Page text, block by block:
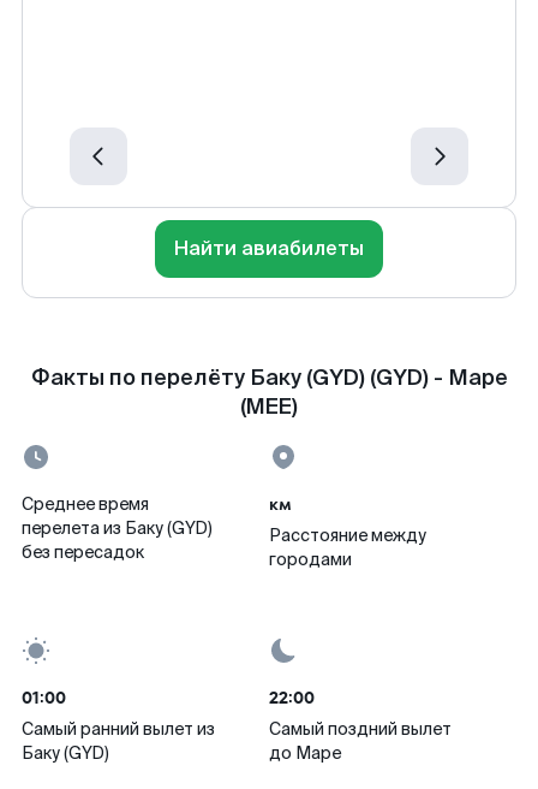
Найти авиабилеты
Факты по перелёту Баку (GYD) (GYD) - Маре
(MEE)
Среднее время
перелета из Баку (GYD)
без пересадок
км
Расстояние между
городами
01:00
Самый ранний вылет из
Баку (GYD)
22:00
Самый поздний вылет
до Маре